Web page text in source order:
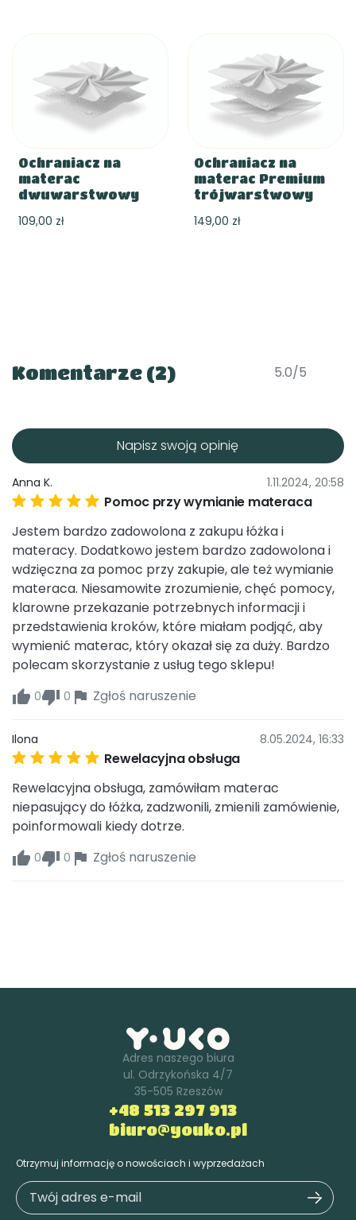
Ochraniacz na
materac
dwuwarstwowy
109,00 zł
Ochraniacz na
materac Premium
trójwarstwowy
149,00 zł
Komentarze (2) 5.0/5
Napisz swoją opinię
Anna K. 1.11.2024, 20:58
Pomoc przy wymianie materaca
Jestem bardzo zadowolona z zakupu łóżka i
materacy. Dodatkowo jestem bardzo zadowolona i
wdzięczna za pomoc przy zakupie, ale też wymianie
materaca. Niesamowite zrozumienie, chęć pomocy,
klarowne przekazanie potrzebnych informacji i
przedstawienia kroków, które miałam podjąć, aby
wymienić materac, który okazał się za duży. Bardzo
polecam skorzystanie z usług tego sklepu!
0 0 Zgłoś naruszenie
Ilona 8.05.2024, 16:33
Rewelacyjna obsługa
Rewelacyjna obsługa, zamówiłam materac
niepasujący do łóżka, zadzwonili, zmienili zamówienie,
poinformowali kiedy dotrze.
0 0 Zgłoś naruszenie
Adres naszego biura
ul. Odrzykońska 4/7
35-505 Rzeszów
+48 513 297 913
biuro@youko.pl
Otrzymuj informację o nowościach i wyprzedażach